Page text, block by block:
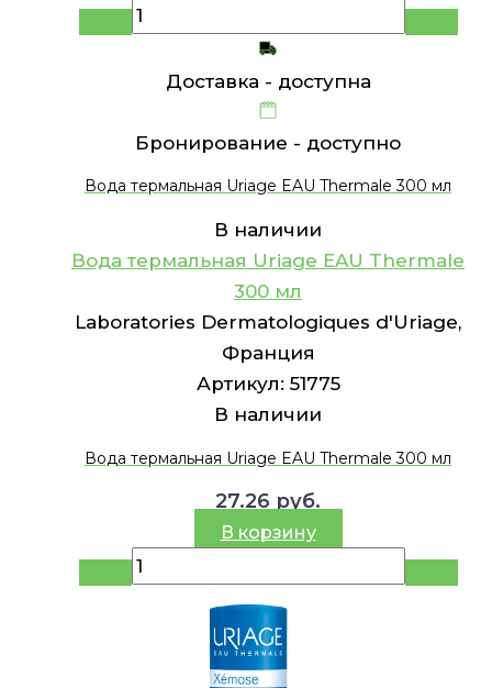
Доставка - доступна
Бронирование - доступно
Вода термальная Uriage EAU Thermale 300 мл
В наличии
Вода термальная Uriage EAU Thermale
300 мл
Laboratories Dermatologiques d'Uriage,
Франция
Артикул: 51775
В наличии
Вода термальная Uriage EAU Thermale 300 мл
27.26 руб.
В корзину